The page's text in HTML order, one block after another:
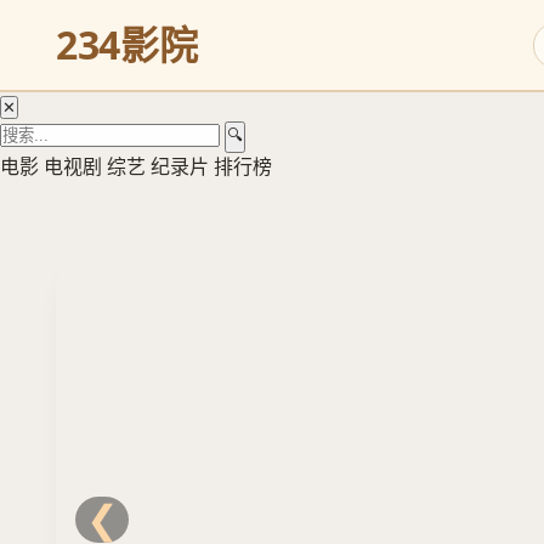
234影院
✕
🔍
电影 电视剧 综艺 纪录片 排行榜
观
立
即
观
看
❮